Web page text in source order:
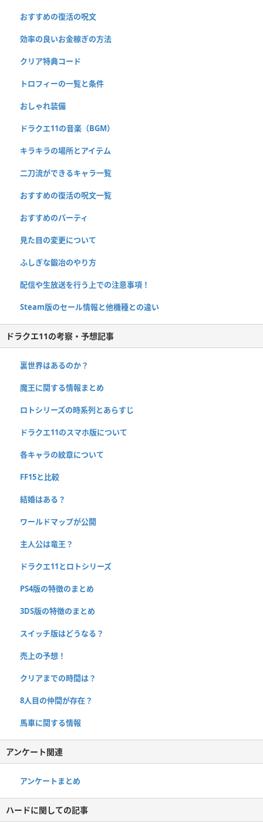
おすすめの復活の呪文
効率の良いお金稼ぎの方法
クリア特典コード
トロフィーの一覧と条件
おしゃれ装備
ドラクエ11の音楽（BGM）
キラキラの場所とアイテム
二刀流ができるキャラ一覧
おすすめの復活の呪文一覧
おすすめのパーティ
見た目の変更について
ふしぎな鍛冶のやり方
配信や生放送を行う上での注意事項！
Steam版のセール情報と他機種との違い
ドラクエ11の考察・予想記事
裏世界はあるのか？
魔王に関する情報まとめ
ロトシリーズの時系列とあらすじ
ドラクエ11のスマホ版について
各キャラの紋章について
FF15と比較
結婚はある？
ワールドマップが公開
主人公は竜王？
ドラクエ11とロトシリーズ
PS4版の特徴のまとめ
3DS版の特徴のまとめ
スイッチ版はどうなる？
売上の予想！
クリアまでの時間は？
8人目の仲間が存在？
馬車に関する情報
アンケート関連
アンケートまとめ
ハードに関しての記事